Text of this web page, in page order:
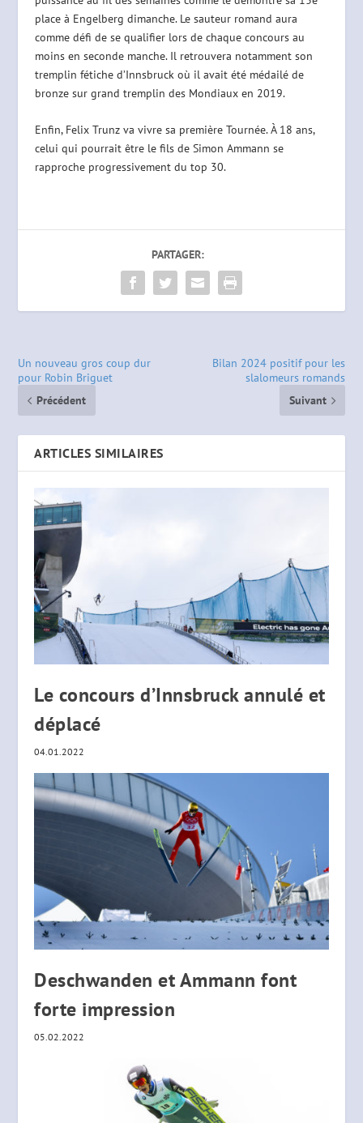
place à Engelberg dimanche. Le sauteur romand aura
comme défi de se qualifier lors de chaque concours au
moins en seconde manche. Il retrouvera notamment son
tremplin fétiche d’Innsbruck où il avait été médailé de
bronze sur grand tremplin des Mondiaux en 2019.
Enfin, Felix Trunz va vivre sa première Tournée. À 18 ans,
celui qui pourrait être le fils de Simon Ammann se
rapproche progressivement du top 30.
PARTAGER:
Un nouveau gros coup dur
pour Robin Briguet
Précédent
Bilan 2024 positif pour les
slalomeurs romands
Suivant
ARTICLES SIMILAIRES
Le concours d’Innsbruck annulé et
déplacé
04.01.2022
Deschwanden et Ammann font
forte impression
05.02.2022